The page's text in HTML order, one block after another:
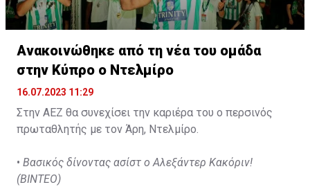
Ανακοινώθηκε από τη νέα του ομάδα
στην Κύπρο ο Ντελμίρο
16.07.2023 11:29
Στην ΑΕΖ θα συνεχίσει την καριέρα του ο περσινός
πρωταθλητής με τον Άρη, Ντελμίρο.
• Βασικός δίνοντας ασίστ ο Αλεξάντερ Κακόριν!
(ΒΙΝΤΕΟ)